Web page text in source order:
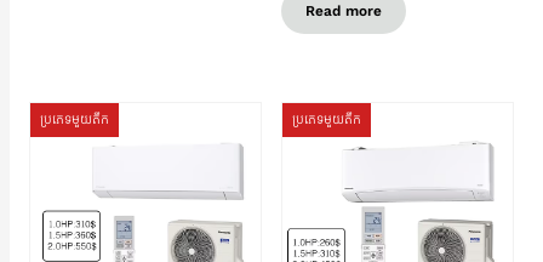
Read more
ប្រភេទមួយតឹក ប្រភេទមួយតឹក